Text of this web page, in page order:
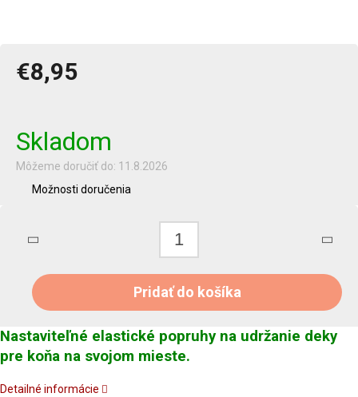
€8,95
Skladom
Môžeme doručiť do: 11.8.2026
Možnosti doručenia
Pridať do košíka
Nastaviteľné elastické popruhy na udržanie deky
pre koňa na svojom mieste.
Detailné informácie